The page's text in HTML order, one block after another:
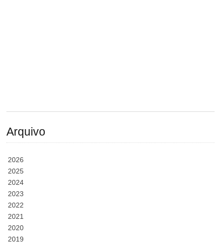
Arquivo
2026
2025
2024
2023
2022
2021
2020
2019